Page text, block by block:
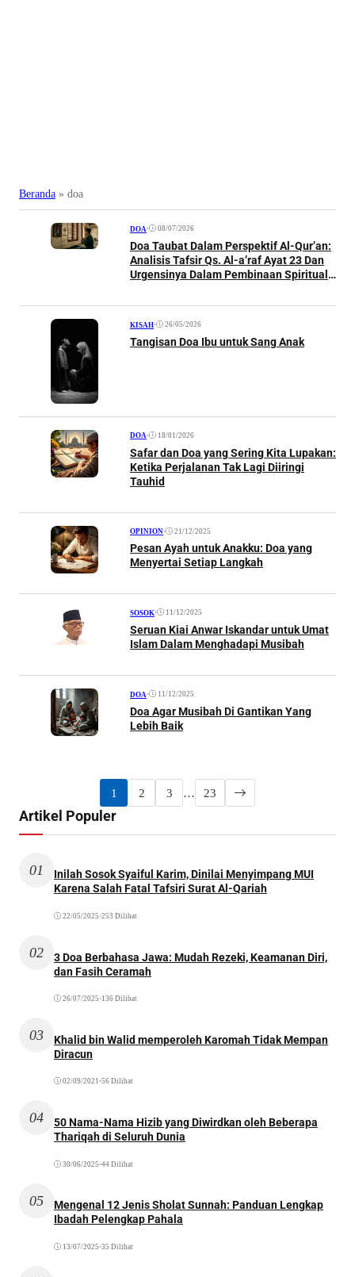
Beranda » doa
DOA • 08/07/2026
Doa Taubat Dalam Perspektif Al-Qur’an:
Analisis Tafsir Qs. Al-a’raf Ayat 23 Dan
Urgensinya Dalam Pembinaan Spiritual
KISAH• 26/05/2026
Tangisan Doa Ibu untuk Sang Anak
DOA• 18/01/2026
Safar dan Doa yang Sering Kita Lupakan:
Ketika Perjalanan Tak Lagi Diiringi
Tauhid
OPINION• 21/12/2025
Pesan Ayah untuk Anakku: Doa yang
Menyertai Setiap Langkah
SOSOK• 11/12/2025
Seruan Kiai Anwar Iskandar untuk Umat
Islam Dalam Menghadapi Musibah
DOA • 11/12/2025
Doa Agar Musibah Di Gantikan Yang
Lebih Baik
1 2 3 … 23
Artikel Populer
01
Inilah Sosok Syaiful Karim, Dinilai Menyimpang MUI
Karena Salah Fatal Tafsiri Surat Al-Qariah
22/05/2025 •253 Dilihat
02
3 Doa Berbahasa Jawa: Mudah Rezeki, Keamanan Diri,
dan Fasih Ceramah
26/07/2025 •136 Dilihat
03
Khalid bin Walid memperoleh Karomah Tidak Mempan
Diracun
02/09/2021 •56 Dilihat
04
50 Nama-Nama Hizib yang Diwirdkan oleh Beberapa
Thariqah di Seluruh Dunia
30/06/2025 •44 Dilihat
05
Mengenal 12 Jenis Sholat Sunnah: Panduan Lengkap
Ibadah Pelengkap Pahala
13/07/2025 •35 Dilihat